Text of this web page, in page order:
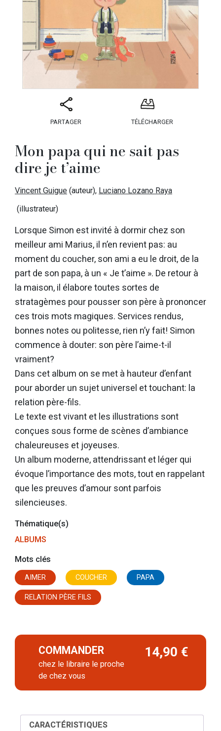
PARTAGER TÉLÉCHARGER
Mon papa qui ne sait pas
dire je t’aime
Vincent Guigue (auteur), Luciano Lozano Raya
(illustrateur)
Lorsque Simon est invité à dormir chez son
meilleur ami Marius, il n’en revient pas: au
moment du coucher, son ami a eu le droit, de la
part de son papa, à un « Je t’aime ». De retour à
la maison, il élabore toutes sortes de
stratagèmes pour pousser son père à prononcer
ces trois mots magiques. Services rendus,
bonnes notes ou politesse, rien n’y fait! Simon
commence à douter: son père l’aime-t-il
vraiment?
Dans cet album on se met à hauteur d’enfant
pour aborder un sujet universel et touchant: la
relation père-fils.
Le texte est vivant et les illustrations sont
conçues sous forme de scènes d’ambiance
chaleureuses et joyeuses.
Un album moderne, attendrissant et léger qui
évoque l’importance des mots, tout en rappelant
que les preuves d’amour sont parfois
silencieuses.
Thématique(s)
ALBUMS
Mots clés
AIMER COUCHER PAPA
RELATION PÈRE FILS
COMMANDER
chez le libraire le proche
de chez vous
14,90 €
CARACTÉRISTIQUES